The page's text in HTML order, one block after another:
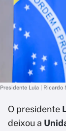
Presidente Lula | Ricardo
O presidente
deixou a